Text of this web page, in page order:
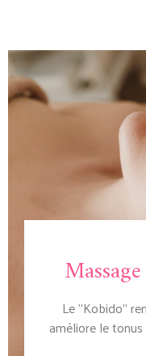
Le "Kobido"
améliore le